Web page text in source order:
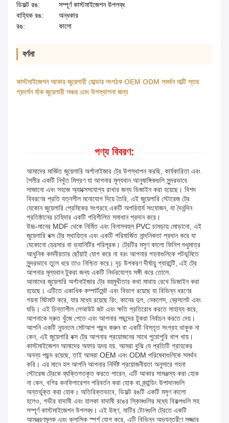
ডিফল্ট রঙ:
সম্পূর্ণ কাস্টমাইজেশন উপলব্ধ
বাহ্যিক রঙ:
অন্ধকার
রঙ:
কালো
বর্ণনা
কাস্টমাইজেশন আকার জুয়েলারী হোল্ডার সংগঠক OEM ODM সমর্থন মাল্টি স্তর
প্রদর্শন র্যাক জুয়েলারী সঞ্চয় এবং উপস্থাপনা জন্য
পণ্য বিবরণ:
আমাদের মার্জিত জুয়েলারি অর্গানাইজার ট্রে উপস্থাপন করছি, কার্যকারিতা এবং
শৈলীর একটি নিখুঁত মিশ্রণ যা আপনার মূল্যবান আনুষাঙ্গিকগুলি সুন্দরভাবে
সাজানো এবং সহজে অ্যাক্সেসযোগ্য রাখার জন্য ডিজাইন করা হয়েছে। বিশদ
বিবরণের প্রতি যত্নশীল মনোযোগ দিয়ে তৈরি, এই জুয়েলারি স্টোরেজ ট্রে
যেকোন জুয়েলারি প্রেমিকের সংগ্রহে একটি অপরিহার্য সংযোজন, যা দৈনন্দিন
প্রতিষ্ঠানের চাহিদার একটি পরিশীলিত সমাধান প্রদান করে।
উচ্চ-মানের MDF থেকে নির্মিত এবং বিলাসবহুল PVC চামড়ায় মোড়ানো, এই
জুয়েলারি বক্স ট্রে স্থায়িত্ব এবং একটি পরিমার্জিত নান্দনিকতা প্রদান করে যা
যেকোনো ড্রেসার বা ভ্যানিটির পরিপূরক। ট্রেটির মসৃণ কালো ফিনিশ শুধুমাত্র
আধুনিক কমনীয়তার ছোঁয়াই যোগ করে না বরং আপনার গহনাগুলিকে পটভূমিতে
সুন্দরভাবে তুলে ধরে তাও নিশ্চিত করে। দৃঢ় উপকরণ দীর্ঘায়ু গ্যারান্টি, এই ট্রে
আপনার মূল্যবান টুকরা জন্য একটি নির্ভরযোগ্য সঙ্গী করে তোলে.
আমাদের জুয়েলারি অর্গানাইজার ট্রে বহুমুখীতার কথা মাথায় রেখে ডিজাইন করা
হয়েছে। এটিতে একাধিক কম্পার্টমেন্ট এবং বিভাগ রয়েছে যা বিভিন্ন ধরণের
গয়না মিটমাট করে, যার মধ্যে রয়েছে রিং, কানের দুল, নেকলেস, ব্রেসলেট এবং
ঘড়ি। এই চিন্তাশীল লেআউট জট এবং ক্ষতি প্রতিরোধ করতে সাহায্য করে,
আপনাকে দ্রুত খুঁজে পেতে এবং আপনার পছন্দের টুকরা নির্বাচন করতে দেয়।
আপনি একটি ন্যূনতম সেটআপ পছন্দ করুন বা একটি বিস্তৃত সংগ্রহ থাকুক না
কেন, এই জুয়েলারি বক্স ট্রে আপনার প্রয়োজনের সাথে পুরোপুরি খাপ খায়।
কাস্টমাইজেশন আমাদের অফার হৃদয় হয়. আমরা বুঝি যে প্রতিটি গ্রাহকের
অনন্য পছন্দ রয়েছে, তাই আমরা OEM এবং ODM পরিষেবাগুলিকে সমর্থন
করি। এর মানে হল আপনি আপনার নির্দিষ্ট প্রয়োজনীয়তা অনুসারে গহনা
স্টোরেজ ট্রেকে ব্যক্তিগতকৃত করতে পারেন, এটি আকার সামঞ্জস্য করা হোক
না কেন, বগির কনফিগারেশন পরিবর্তন করা হোক বা ব্র্যান্ডিং উপাদানগুলি
অন্তর্ভুক্ত করা হোক। অতিরিক্তভাবে, ডিফল্ট রঙটি একটি মসৃণ কালো
হলেও, গভীর বাদামী এবং হালকা বাদামী রঙের স্কিমগুলির মধ্যে বিকল্পগুলি সহ
সম্পূর্ণ কাস্টমাইজেশন উপলব্ধ। এই উষ্ণ, মাটির টোনগুলি ট্রেতে একটি
আমন্ত্রণমূলক এবং ক্লাসিক স্পর্শ যোগ করে, এটি বিভিন্ন অভ্যন্তরীণ সজ্জার